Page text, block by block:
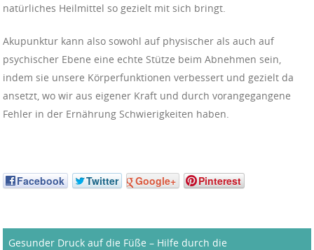
natürliches Heilmittel so gezielt mit sich bringt.
Akupunktur kann also sowohl auf physischer als auch auf
psychischer Ebene eine echte Stütze beim Abnehmen sein,
indem sie unsere Körperfunktionen verbessert und gezielt da
ansetzt, wo wir aus eigener Kraft und durch vorangegangene
Fehler in der Ernährung Schwierigkeiten haben.
Facebook Twitter Google+ Pinterest
Gesunder Druck auf die Füße – Hilfe durch die